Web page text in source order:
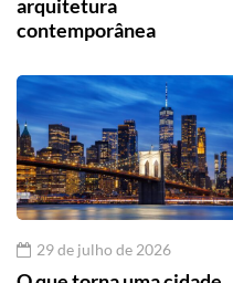
arquitetura
contemporânea
29 de julho de 2026